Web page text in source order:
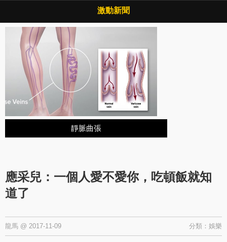
激動新聞
靜脈曲張
應采兒：一個人愛不愛你，吃頓飯就知
道了
分類： 娛樂
龍馬 @ 2017-11-09
Copyright © 2026 ·激動新聞